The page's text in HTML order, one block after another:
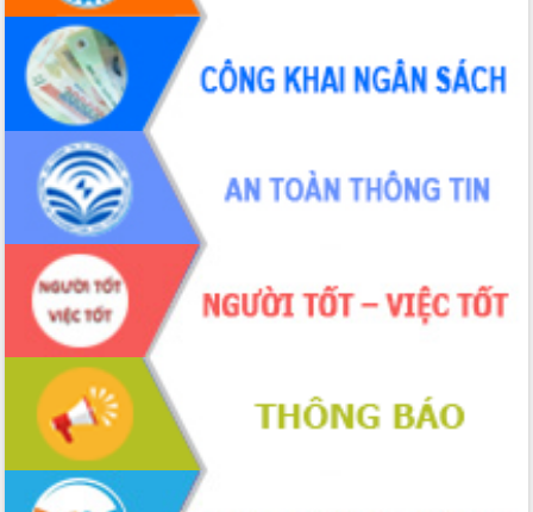
Đảm bảo cuộc bầu cử đại biểu Quốc
hội và đại biểu HĐND các cấp diễn ra
an toàn, hiệu quả, đúng quy định
Thủ tướng Chính phủ Phạm Minh Chính
kiểm tra, chỉ đạo hoàn thành các dự
án cao tốc và thăm khu tái định cư tại
Đắk Lắk
Sôi nổi Hội đua ngựa truyền thống Gò
Thì Thùng mừng Xuân Bính Ngọ 2026
Lãnh đạo tỉnh dâng hương tưởng niệm
tại Đập Đồng Cam đầu Xuân Bính Ngọ
Ngành nông nghiệp phấn đấu tăng
trưởng đạt 5,86% trong năm 2026
UBND tỉnh Đắk Lắk triển khai công tác
quốc phòng, quân sự địa phương năm
2026
Đắk Lắk tập trung toàn lực khắc phục
tồn tại IUU, sẵn sàng làm việc với
Đoàn thanh tra EC
Chủ tịch UBND tỉnh Tạ Anh Tuấn thăm,